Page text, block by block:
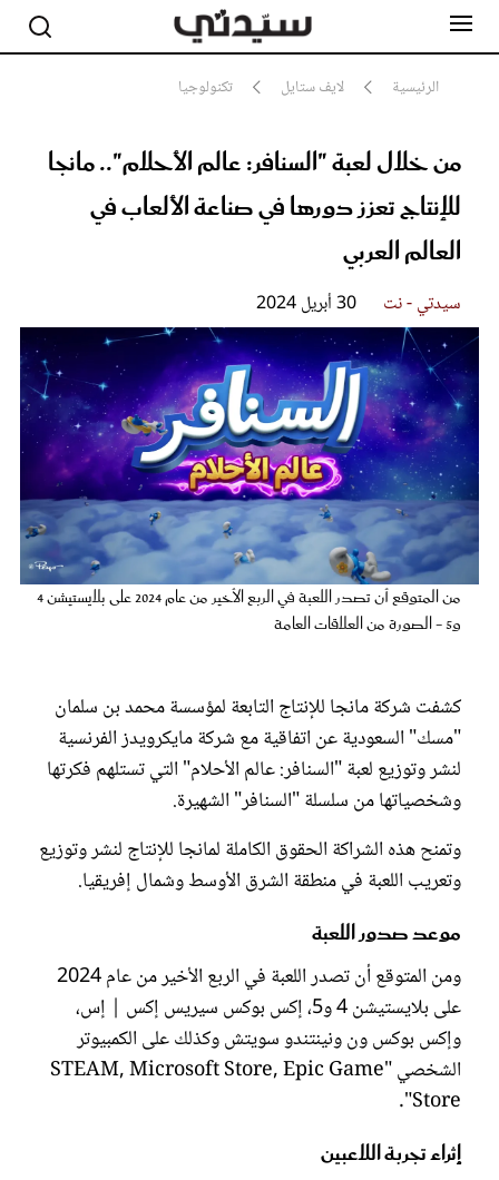
الرئيسية لايف ستايل تكنولوجيا
من خلال لعبة "السنافر: عالم الأحلام".. مانجا
للإنتاج تعزز دورها في صناعة الألعاب في
العالم العربي
سيدتي - نت 30 أبريل 2024
من المتوقع أن تصدر اللعبة في الربع الأخير من عام 2024 على بلايستيشن 4
و5 - الصورة من العلاقات العامة
كشفت شركة مانجا للإنتاج التابعة لمؤسسة محمد بن سلمان
"مسك" السعودية عن اتفاقية مع شركة مايكرويدز الفرنسية
لنشر وتوزيع لعبة "السنافر: عالم الأحلام" التي تستلهم فكرتها
وشخصياتها من سلسلة "السنافر" الشهيرة.
وتمنح هذه الشراكة الحقوق الكاملة لمانجا للإنتاج لنشر وتوزيع
وتعريب اللعبة في منطقة الشرق الأوسط وشمال إفريقيا.
موعد صدور اللعبة
ومن المتوقع أن تصدر اللعبة في الربع الأخير من عام 2024
على بلايستيشن 4 و5، إكس بوكس سيريس إكس | إس،
وإكس بوكس ون ونينتندو سويتش وكذلك على الكمبيوتر
الشخصي "STEAM, Microsoft Store, Epic Game
Store".
إثراء تجربة اللاعبين
مشاهير
جمال
سيدتي وطفلك
بلس+
فيديو
مطبخ سيدتي
مقالات الرأي
ستايل
تقارير
عروس سيدتي
غلاف رفمي